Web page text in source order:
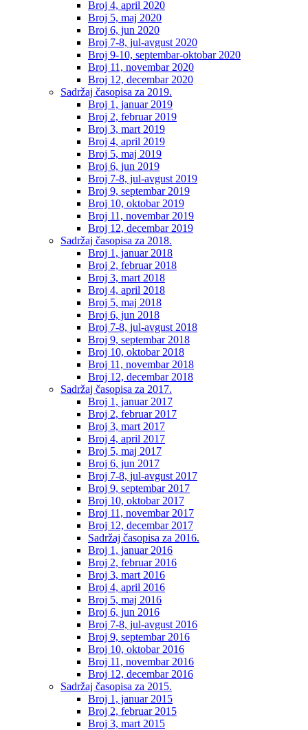
Broj 4, april 2020
Broj 5, maj 2020
Broj 6, jun 2020
Broj 7-8, jul-avgust 2020
Broj 9-10, septembar-oktobar 2020
Broj 11, novembar 2020
Broj 12, decembar 2020
Sadržaj časopisa za 2019.
Broj 1, januar 2019
Broj 2, februar 2019
Broj 3, mart 2019
Broj 4, april 2019
Broj 5, maj 2019
Broj 6, jun 2019
Broj 7-8, jul-avgust 2019
Broj 9, septembar 2019
Broj 10, oktobar 2019
Broj 11, novembar 2019
Broj 12, decembar 2019
Sadržaj časopisa za 2018.
Broj 1, januar 2018
Broj 2, februar 2018
Broj 3, mart 2018
Broj 4, april 2018
Broj 5, maj 2018
Broj 6, jun 2018
Broj 7-8, jul-avgust 2018
Broj 9, septembar 2018
Broj 10, oktobar 2018
Broj 11, novembar 2018
Broj 12, decembar 2018
Sadržaj časopisa za 2017.
Broj 1, januar 2017
Broj 2, februar 2017
Broj 3, mart 2017
Broj 4, april 2017
Broj 5, maj 2017
Broj 6, jun 2017
Broj 7-8, jul-avgust 2017
Broj 9, septembar 2017
Broj 10, oktobar 2017
Broj 11, novembar 2017
Broj 12, decembar 2017
Sadržaj časopisa za 2016.
Broj 1, januar 2016
Broj 2, februar 2016
Broj 3, mart 2016
Broj 4, april 2016
Broj 5, maj 2016
Broj 6, jun 2016
Broj 7-8, jul-avgust 2016
Broj 9, septembar 2016
Broj 10, oktobar 2016
Broj 11, novembar 2016
Broj 12, decembar 2016
Sadržaj časopisa za 2015.
Broj 1, januar 2015
Broj 2, februar 2015
Broj 3, mart 2015